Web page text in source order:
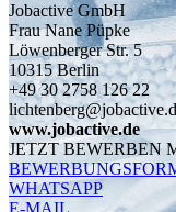
Jobactive GmbH
Frau Nane Püpke
Löwenberger Str. 5
10315 Berlin
+49 30 2758 126 22
www.jobactive.de
JETZT BEWERBEN
WHATSAPP
E-MAIL